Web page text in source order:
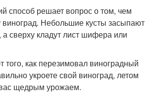
способ решает вопрос о том, чем
виноград. Небольшие кусты засыпают
сверху кладут лист шифера или
того, как перезимовал виноградный
укроете свой виноград, летом
щедрым урожаем.